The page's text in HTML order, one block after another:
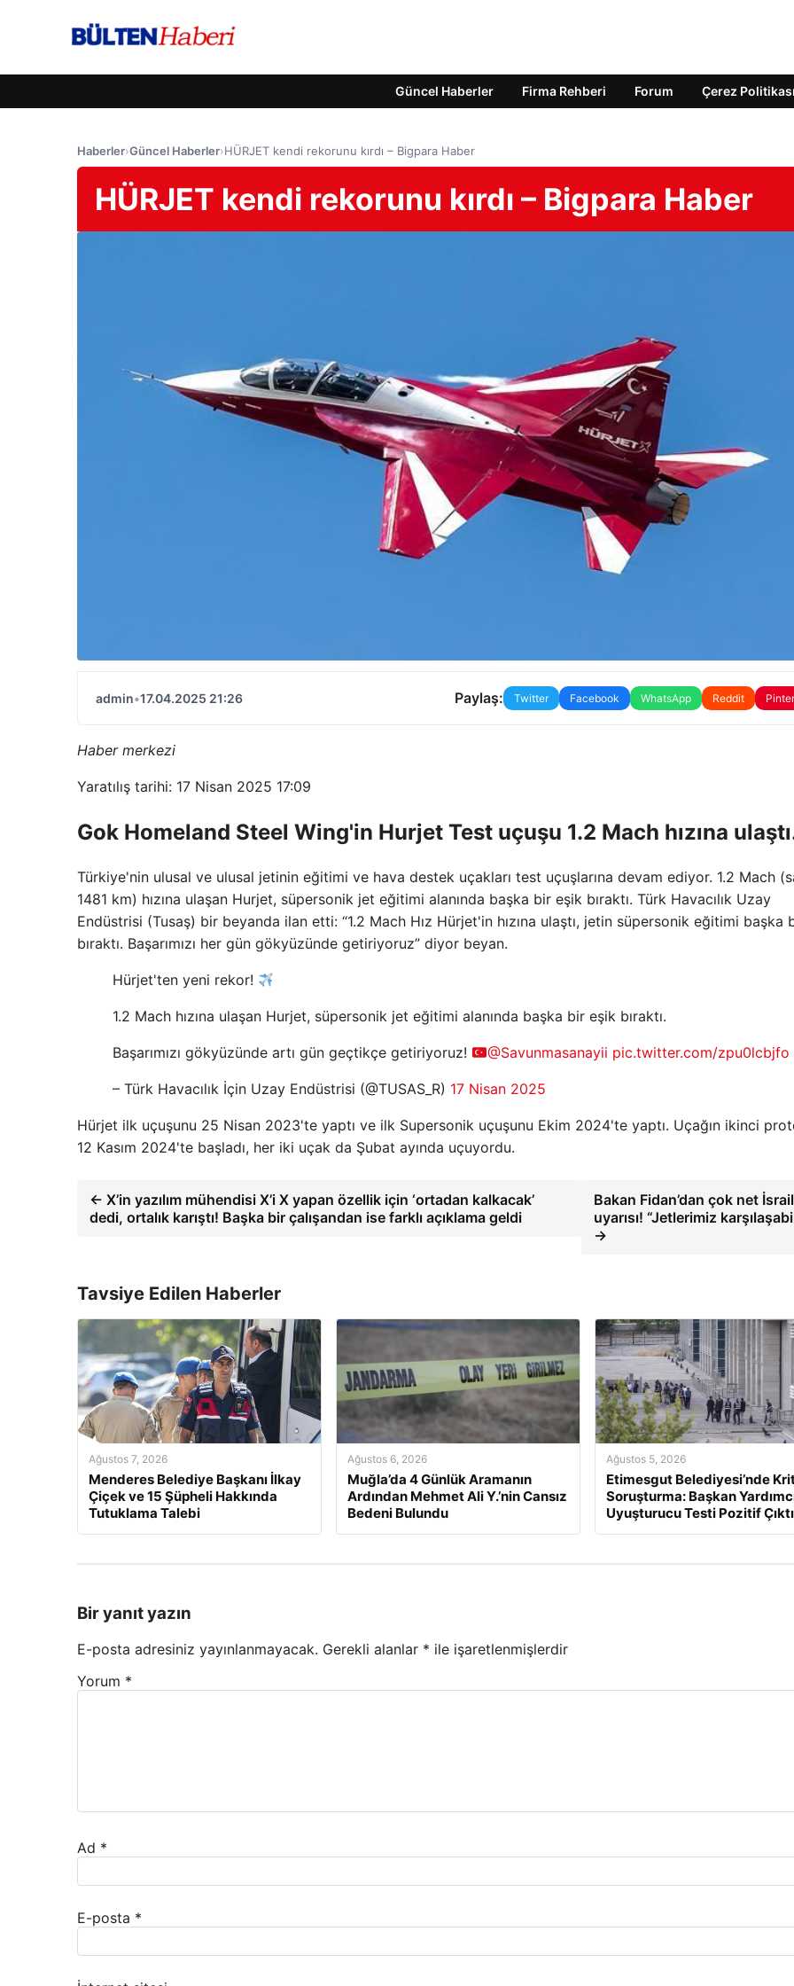
Güncel Haberler Firma Rehberi Forum Çerez Politikası
Haberler›Güncel Haberler›HÜRJET kendi rekorunu kırdı – Bigpara Haber
HÜRJET kendi rekorunu kırdı – Bigpara Haber
admin•17.04.2025 21:26 Paylaş: Twitter Facebook WhatsApp Reddit
Haber merkezi
Yaratılış tarihi: 17 Nisan 2025 17:09
Gok Homeland Steel Wing'in Hurjet Test uçuşu 1.2 Mach hızına
Türkiye'nin ulusal ve ulusal jetinin eğitimi ve hava destek uçakları test uçuşlarına devam ediyor. 1.2 Mach
1481 km) hızına ulaşan Hurjet, süpersonik jet eğitimi alanında başka bir eşik bıraktı. Türk Havacılık Uzay
Endüstrisi (Tusaş) bir beyanda ilan etti: “1.2 Mach Hız Hürjet'in hızına ulaştı, jetin süpersonik eğitimi başka
bıraktı. Başarımızı her gün gökyüzünde getiriyoruz” diyor beyan.
Hürjet'ten yeni rekor!
1.2 Mach hızına ulaşan Hurjet, süpersonik jet eğitimi alanında başka bir eşik bıraktı.
Başarımızı gökyüzünde artı gün geçtikçe getiriyoruz! @Savunmasanayii pic.twitter.com/zpu0lcbjfo
– Türk Havacılık İçin Uzay Endüstrisi (@TUSAS_R) 17 Nisan 2025
Hürjet ilk uçuşunu 25 Nisan 2023'te yaptı ve ilk Supersonik uçuşunu Ekim 2024'te yaptı. Uçağın ikinci
12 Kasım 2024'te başladı, her iki uçak da Şubat ayında uçuyordu.
← X’in yazılım mühendisi X’i X yapan özellik için ‘ortadan kalkacak’
dedi, ortalık karıştı! Başka bir çalışandan ise farklı açıklama geldi
Bakan Fidan’dan çok net İsrail
uyarısı! “Jetlerimiz
→
Tavsiye Edilen Haberler
Ağustos 7, 2026
Menderes Belediye Başkanı İlkay
Çiçek ve 15 Şüpheli Hakkında
Tutuklama Talebi
Ağustos 6, 2026
Muğla’da 4 Günlük Aramanın
Ardından Mehmet Ali Y.’nin Cansız
Bedeni Bulundu
Ağustos 5, 2026
Etimesgut Belediyesi’nde
Soruşturma: Başkan
Uyuşturucu Testi Pozitif Çıktı
Bir yanıt yazın
E-posta adresiniz yayınlanmayacak. Gerekli alanlar * ile işaretlenmişlerdir
Yorum *
Ad *
E-posta *